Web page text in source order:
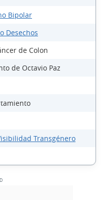
Bipolar
Desechos
de Colon
de Octavio Paz
Transgénero